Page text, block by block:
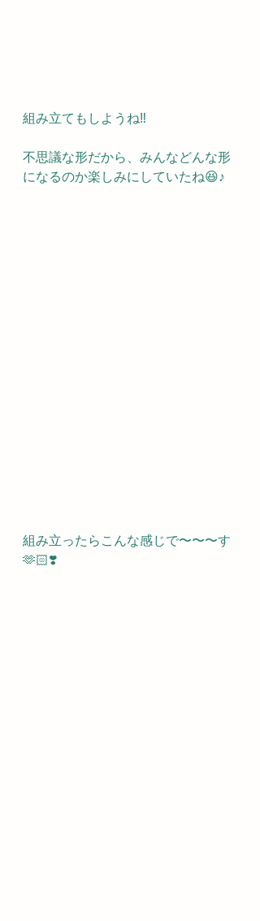
組み立てもしようね‼️
不思議な形だから、みんなどんな形
になるのか楽しみにしていたね😆♪
組み立ったらこんな感じで〜〜〜す
🫶🏻❣️